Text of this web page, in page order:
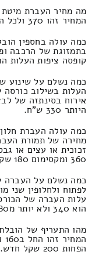
מה מחיר העברת מיטת
המחיר זהו 370 ולכל היותר 180 שקל.
כמה עולה בחספין
בתמזוגת של הרכבה
קופסה ציפות העלות הוא 580 ועד 190
כמה נשלם על שינוע
העלות בשילוב
היותר 330 ש"ח.
כמה עולה העברת
מחירה של תמורת
זכוכית או עצים או
360 ומקסימום 180 שקל חדש.
כמה נשלם על העברה
לפתוח ולחלופין שני
עלות העברה של
הוא 340 ולא יותר מ180 שקלים.
מהו התעריף של
הפחות 200 שקל חדש.